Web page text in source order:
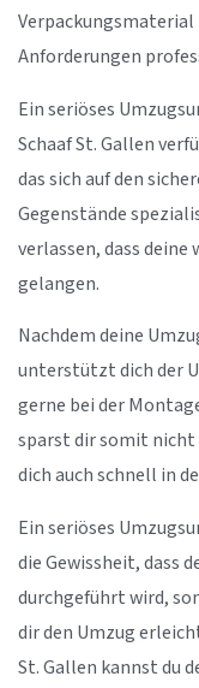
Verpackungsmaterial
Anforderungen
Ein seriöses
Schaaf St. Gallen
das sich auf den
Gegenstände
verlassen, dass
gelangen.
Nachdem deine
unterstützt dich der
gerne bei der
sparst dir somit nicht
dich auch schnell in
Ein seriöses
die Gewissheit, dass
durchgeführt wird,
dir den Umzug
St. Gallen kannst du